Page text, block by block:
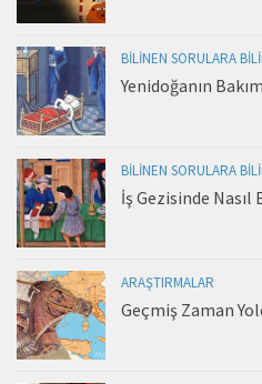
BILINEN SORULARA
Yenidoğanın
BILINEN SORULARA
İş Gezisinde Nasıl
ARAŞTIRMALAR
Geçmiş Zaman